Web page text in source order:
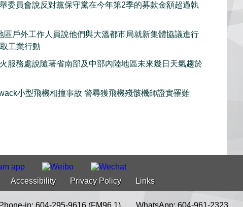
委員會說反對黨保守黨在今年第2季的募款金額超過執
區戶外工作人員說他們與大溫都市局就新集體協議進行
工業行動
服務處說隨著省南部及中部內陸地區未來幾日天氣趨於
小型飛機相撞事故 警尋獲飛機殘骸機師證實罹難
Accessibility Privacy Policy Links
in: 604-295-9616 (FM96.1) WhatsApp: 604-961-2323